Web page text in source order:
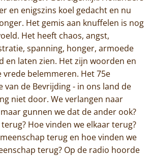
en enigszins koel gedacht en nu
Het gemis aan knuffelen is nog
Het heeft chaos, angst,
spanning, honger, armoede
en laten zien. Het zijn woorden en
vrede belemmeren. Het 75e
van de Bevrijding - in ons land de
niet door. We verlangen naar
gunnen we dat de ander ook?
Hoe vinden we elkaar terug?
terug en hoe vinden we
terug? Op de radio hoorde